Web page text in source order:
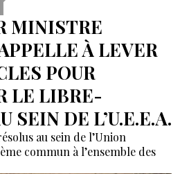
MINISTRE
À LEVER
POUR
LE LIBRE-
SEIN DE L’U.E.E.A.
au sein de l’Union
commun à l’ensemble des